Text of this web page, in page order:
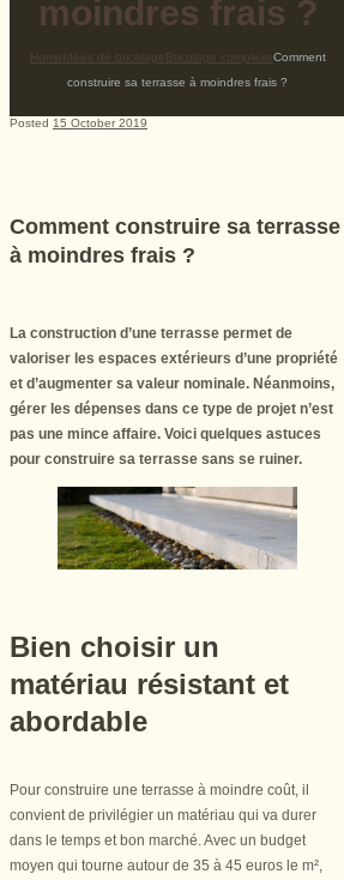
moindres frais ?
HomeIdées de bricolageBricolage complexeComment
construire sa terrasse à moindres frais ?
Posted 15 October 2019
Comment construire sa terrasse
à moindres frais ?
La construction d’une terrasse permet de
valoriser les espaces extérieurs d’une propriété
et d’augmenter sa valeur nominale. Néanmoins,
gérer les dépenses dans ce type de projet n’est
pas une mince affaire. Voici quelques astuces
pour construire sa terrasse sans se ruiner.
Bien choisir un
matériau résistant et
abordable
Pour construire une terrasse à moindre coût, il
convient de privilégier un matériau qui va durer
dans le temps et bon marché. Avec un budget
moyen qui tourne autour de 35 à 45 euros le m²,